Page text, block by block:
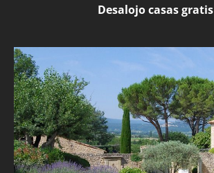
Desalojo casas gratis